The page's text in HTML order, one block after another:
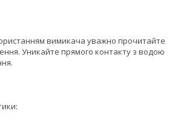
вимикача уважно прочитайте
Уникайте прямого контакту з водою